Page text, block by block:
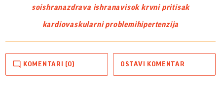
soishranazdrava ishranavisok krvni pritisak
kardiovaskularni problemihipertenzija
KOMENTARI (0) OSTAVI KOMENTAR